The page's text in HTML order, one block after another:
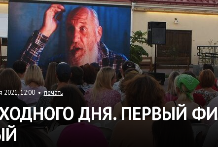
2021, 12:00 •печать
ДНЯ. ПЕРВЫЙ